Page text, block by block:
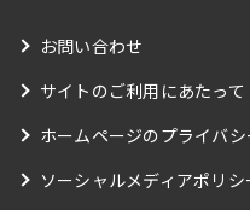
お問い合わせ
サイトのご利用にあたって
ホームページのプライバ
ソーシャルメディアポリシ